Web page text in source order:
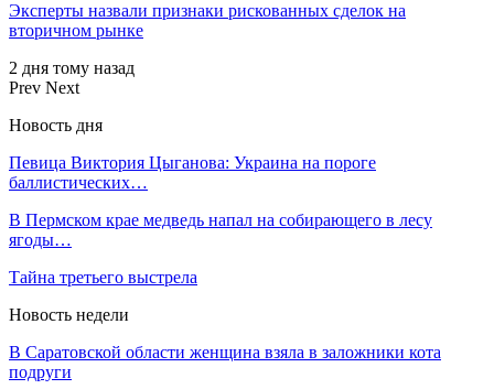
Эксперты назвали признаки рискованных сделок на
вторичном рынке
2 дня тому назад
Prev Next
Новость дня
Певица Виктория Цыганова: Украина на пороге
баллистических…
В Пермском крае медведь напал на собирающего в лесу
ягоды…
Тайна третьего выстрела
Новость недели
В Саратовской области женщина взяла в заложники кота
подруги